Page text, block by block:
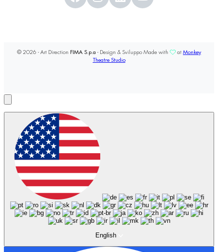
© 2026 - Art Direction FIMA S.p.a - Design & Sviluppo Made with at Monkey
Theatre Studio
English